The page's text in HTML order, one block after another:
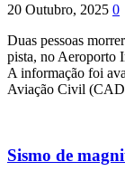
20 Outubro, 2025 0
Duas pessoas
pista, no Aeroporto
A informação foi
Aviação Civil
Sismo de